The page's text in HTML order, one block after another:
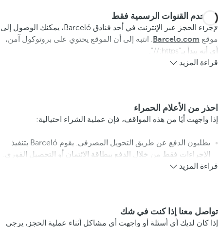
استخدم القنوات الرسمية فقط
لإجراء الحجز عبر الإنترنت في أحد فنادق Barceló، يمكنك الوصول إلى
موقع Barcelo.com. انتبه إلى أن الموقع يحتوي على بروتوكول آمن،
أي أنه يبدأ بـ"https://".
قراءة المزيد
احذر من الأعلام الحمراء
إذا واجهت أيًا من هذه المواقف، فإن عملية الشراء احتيالية:
يطلبون الدفع عن طريق التحويل المصرفي. يقوم Barceló بتنفيذ
الإجراءات فقط من خلال الدفع ببطاقة الائتمان أو التحصيل الفوري.
قراءة المزيد
تواصل معنا إذا كنت في شك
إذا كان لديك أي أسئلة أو واجهت أي مشاكل أثناء عملية الحجز، يرجى